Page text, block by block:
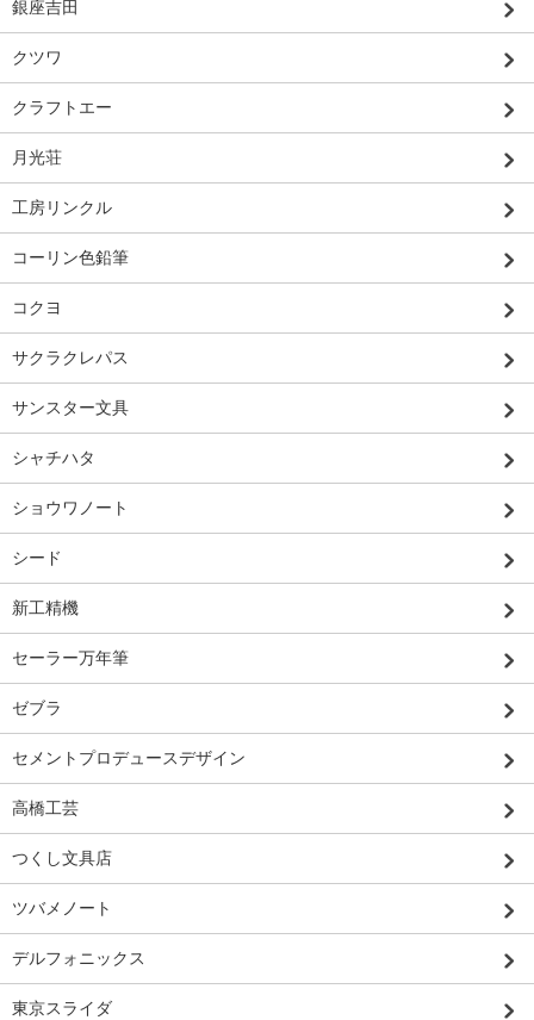
銀座吉田
クツワ
クラフトエー
月光荘
工房リンクル
コーリン色鉛筆
コクヨ
サクラクレパス
サンスター文具
シャチハタ
ショウワノート
シード
新工精機
セーラー万年筆
ゼブラ
セメントプロデュースデザイン
高橋工芸
つくし文具店
ツバメノート
デルフォニックス
東京スライダ